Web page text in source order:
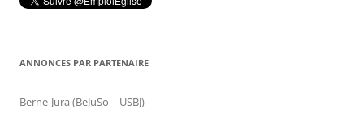
ANNONCES PAR PARTENAIRE
Berne-Jura (BeJuSo – USBJ)